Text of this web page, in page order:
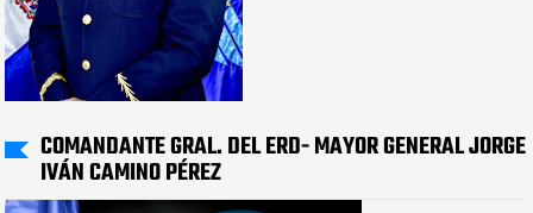
COMANDANTE GRAL. DEL ERD- MAYOR GENERAL JORGE
IVÁN CAMINO PÉREZ